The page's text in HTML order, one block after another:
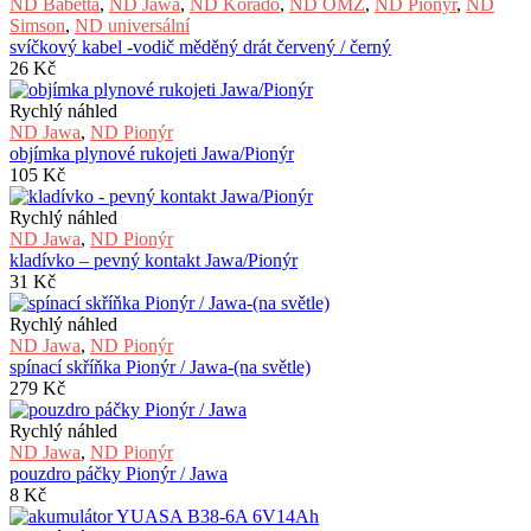
Simson, ND universální
svíčkový kabel -vodič měděný drát červený / černý
26 Kč
Rychlý náhled
ND Jawa, ND Pionýr
objímka plynové rukojeti Jawa/Pionýr
105 Kč
Rychlý náhled
ND Jawa, ND Pionýr
kladívko – pevný kontakt Jawa/Pionýr
31 Kč
Rychlý náhled
ND Jawa, ND Pionýr
spínací skříňka Pionýr / Jawa-(na světle)
279 Kč
Rychlý náhled
ND Jawa, ND Pionýr
pouzdro páčky Pionýr / Jawa
8 Kč